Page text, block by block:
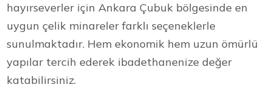
hayırseverler için Ankara Çubuk bölgesinde en
uygun çelik minareler farklı seçeneklerle
sunulmaktadır. Hem ekonomik hem uzun ömürlü
yapılar tercih ederek ibadethanenize değer
katabilirsiniz.